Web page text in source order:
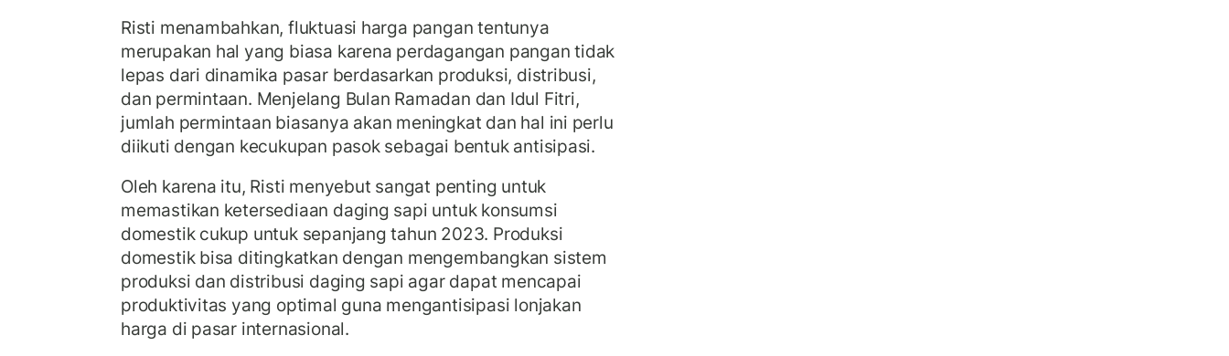
Risti menambahkan, fluktuasi harga pangan tentunya
merupakan hal yang biasa karena perdagangan pangan tidak
lepas dari dinamika pasar berdasarkan produksi, distribusi,
dan permintaan. Menjelang Bulan Ramadan dan Idul Fitri,
jumlah permintaan biasanya akan meningkat dan hal ini perlu
diikuti dengan kecukupan pasok sebagai bentuk antisipasi.
Oleh karena itu, Risti menyebut sangat penting untuk
memastikan ketersediaan daging sapi untuk konsumsi
domestik cukup untuk sepanjang tahun 2023. Produksi
domestik bisa ditingkatkan dengan mengembangkan sistem
produksi dan distribusi daging sapi agar dapat mencapai
produktivitas yang optimal guna mengantisipasi lonjakan
harga di pasar internasional.